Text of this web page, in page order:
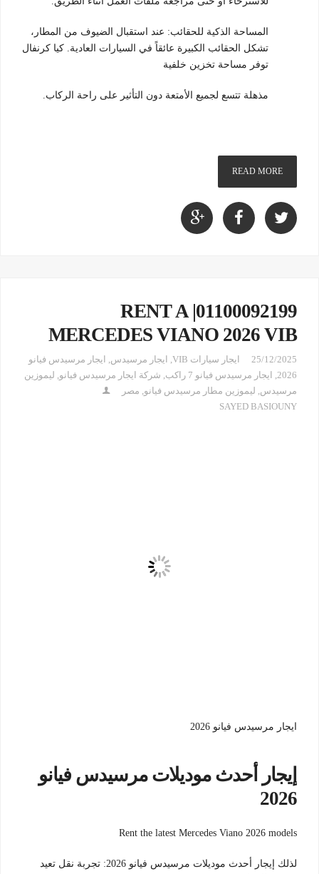
المساحة الذكية للحقائب: عند استقبال الضيوف من المطار،
تشكل الحقائب الكبيرة عائقاً في السيارات العادية. كيا كرنفال
توفر مساحة تخزين خلفية
مذهلة تتسع لجميع الأمتعة دون التأثير على راحة الركاب.
READ MORE
01100092199| RENT A
MERCEDES VIANO 2026 VIB
25/12/2025 ايجار سيارات VIB , ايجار مرسيدس, ايجار مرسيدس فيانو
2026
, ايجار مرسيدس فيانو 7 راكب , شركة ايجار مرسيدس فيانو, ليموزين
مرسيدس, ليموزين مطار مرسيدس فيانو, مصر
SAYED BASIOUNY
ايجار مرسيدس فيانو 2026
إيجار أحدث موديلات مرسيدس فيانو
2026
Rent the latest Mercedes Viano 2026 models
لذلك إيجار أحدث موديلات مرسيدس فيانو 2026: تجربة نقل تعيد